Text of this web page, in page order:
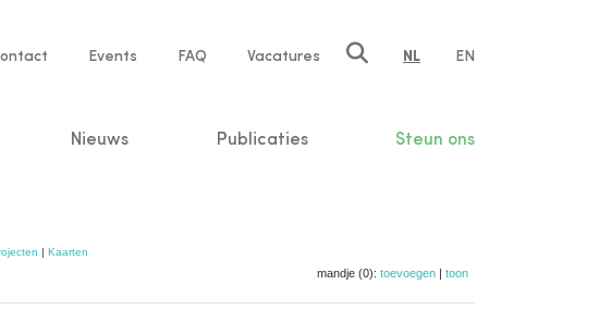
Events FAQ Vacatures NL EN
Nieuws Publicaties Steun ons
| Kaarten
mandje (0): toevoegen | toon